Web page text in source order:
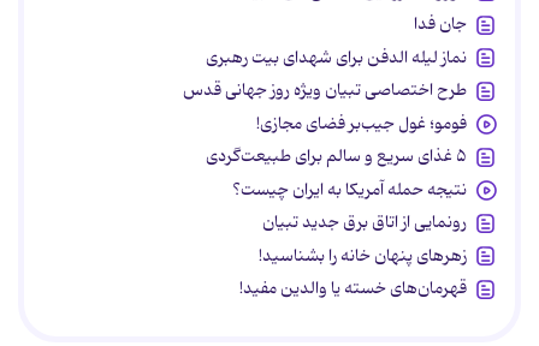
جان فدا
نماز لیله الدفن برای شهدای بیت رهبری
طرح اختصاصی تبیان ویژه روز جهانی قدس
فومو؛ غول جیب‌بر فضای مجازی!
۵ غذای سریع و سالم برای طبیعت‌گردی
نتیجه حمله آمریکا به ایران چیست؟
رونمایی از اتاق برق جدید تبیان
زهرهای پنهان خانه را بشناسید!
قهرمان‌های خسته یا والدین مفید!